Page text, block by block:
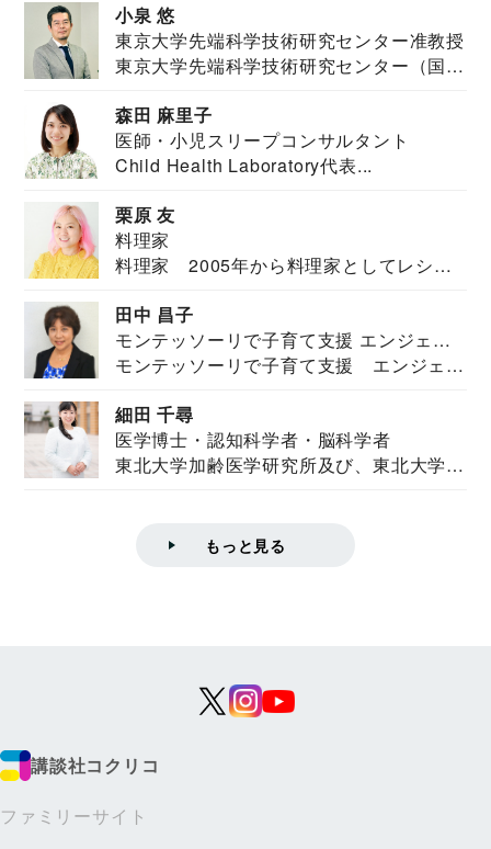
小泉 悠
東京大学先端科学技術研究センター准教授
東京大学先端科学技術研究センター（国際
森田 麻里子
医師・小児スリープコンサルタント
Child Health Laboratory代表...
栗原 友
料理家
料理家 2005年から料理家としてレシピ
田中 昌子
モンテッソーリで子育て支援 エンジェル
ズハウス研究所所長
モンテッソーリで子育て支援 エンジェル
細田 千尋
医学博士・認知科学者・脳科学者
東北大学加齢医学研究所及び、東北大学大
もっと見る
講談社コクリコ
ファミリーサイト